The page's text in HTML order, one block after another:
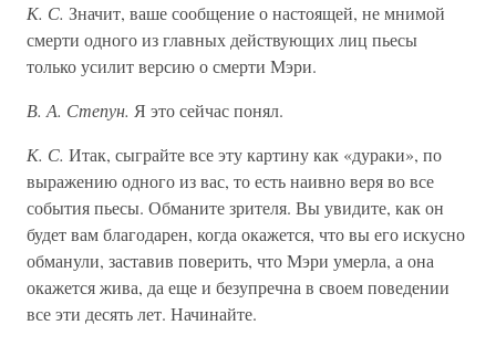
К. С. Значит, ваше сообщение о настоящей, не мнимой
смерти одного из главных действующих лиц пьесы
только усилит версию о смерти Мэри.
В. А. Степун. Я это сейчас понял.
К. С. Итак, сыграйте все эту картину как «дураки», по
выражению одного из вас, то есть наивно веря во все
события пьесы. Обманите зрителя. Вы увидите, как он
будет вам благодарен, когда окажется, что вы его искусно
обманули, заставив поверить, что Мэри умерла, а она
окажется жива, да еще и безупречна в своем поведении
все эти десять лет. Начинайте.